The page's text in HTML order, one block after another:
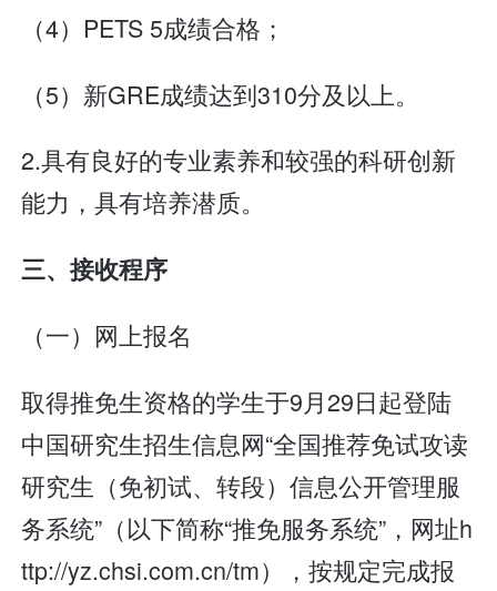
（4）PETS 5成绩合格；
（5）新GRE成绩达到310分及以上。
2.具有良好的专业素养和较强的科研创新
能力，具有培养潜质。
三、接收程序
（一）网上报名
取得推免生资格的学生于9月29日起登陆
中国研究生招生信息网“全国推荐免试攻读
研究生（免初试、转段）信息公开管理服
务系统”（以下简称“推免服务系统”，网址h
ttp://yz.chsi.com.cn/tm），按规定完成报